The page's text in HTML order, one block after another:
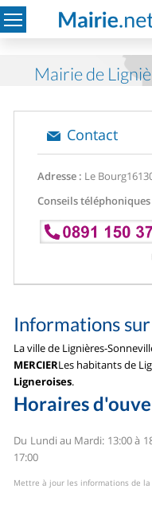
Mairie de
Contact
Adresse : Le Bourg
Conseils téléphoniques
Informations
La ville de Lignières-
MERCIERLes habitants de
Ligneroises.
Horaires
Du Lundi au Mardi: 13:00 à
17:00
Mettre à jour les informations de